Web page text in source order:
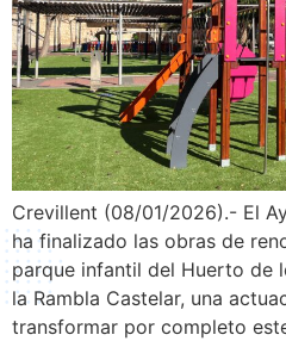
Crevillent (08/01/2026).- El
ha finalizado las obras de
parque infantil del Huerto de
la Rambla Castelar, una
transformar por completo